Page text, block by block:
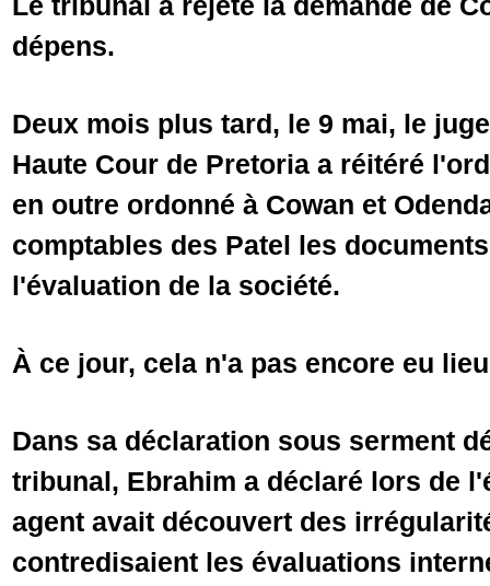
dépens.
Deux mois plus tard, le 9 mai, le
Haute Cour de Pretoria a réitéré
en outre ordonné à Cowan et
comptables des Patel les
l'évaluation de la société.
À ce jour, cela n'a pas encore eu
Dans sa déclaration sous serment
tribunal, Ebrahim a déclaré lors de
agent avait découvert des
contredisaient les évaluations